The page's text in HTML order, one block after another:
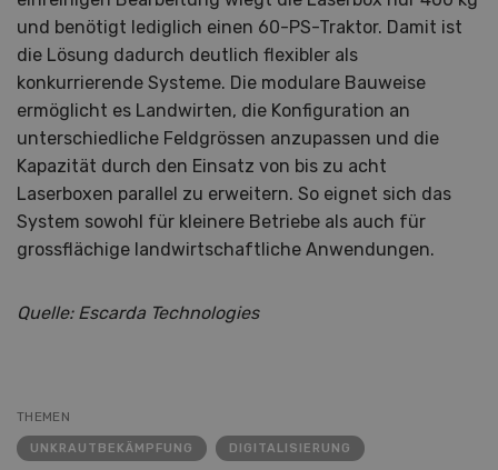
und benötigt lediglich einen 60-PS-Traktor. Damit ist
die Lösung dadurch deutlich flexibler als
konkurrierende Systeme. Die modulare Bauweise
ermöglicht es Landwirten, die Konfiguration an
unterschiedliche Feldgrössen anzupassen und die
Kapazität durch den Einsatz von bis zu acht
Laserboxen parallel zu erweitern. So eignet sich das
System sowohl für kleinere Betriebe als auch für
grossflächige landwirtschaftliche Anwendungen.
Quelle: Escarda Technologies
THEMEN
UNKRAUTBEKÄMPFUNG DIGITALISIERUNG